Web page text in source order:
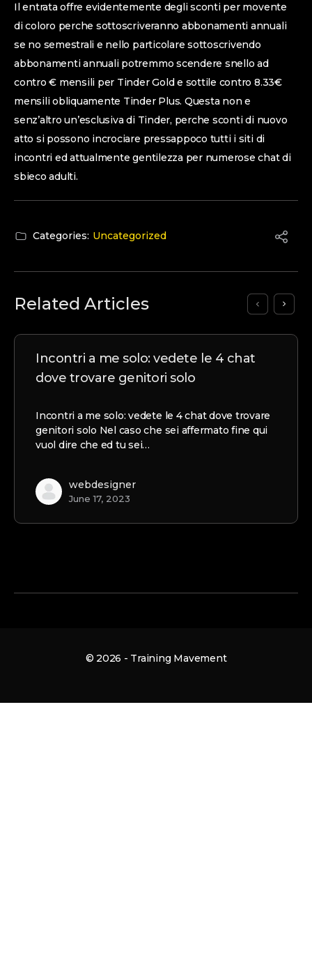
Il entrata offre evidentemente degli sconti per movente
di coloro perche sottoscriveranno abbonamenti annuali
se no semestrali e nello particolare sottoscrivendo
abbonamenti annuali potremmo scendere snello ad
contro € mensili per Tinder Gold e sottile contro 8.33€
mensili obliquamente Tinder Plus. Questa non e
senz’altro un’esclusiva di Tinder, perche sconti di nuovo
atto si possono incrociare pressappoco tutti i siti di
incontri ed attualmente gentilezza per numerose chat di
sbieco adulti.
Categories: Uncategorized
Related Articles
Incontri a me solo: vedete le 4 chat
dove trovare genitori solo
Incontri a me solo: vedete le 4 chat dove trovare
genitori solo Nel caso che sei affermato fine qui
vuol dire che ed tu sei…
webdesigner
June 17, 2023
© 2026 - Training Mavement